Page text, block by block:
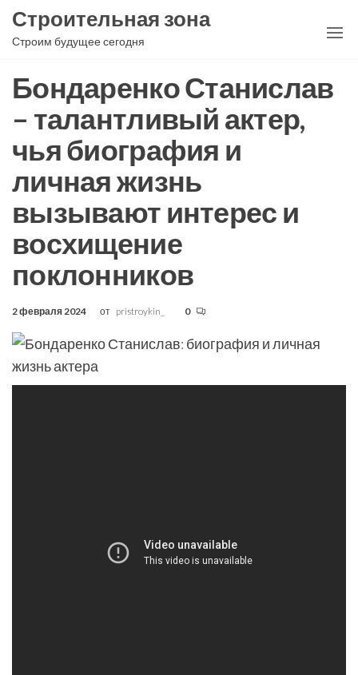
Перейти
Строительная зона
Строим будущее сегодня
Бондаренко Станислав
– талантливый актер,
чья биография и
личная жизнь
вызывают интерес и
восхищение
поклонников
2 февраля 2024 от pristroykin_ 0